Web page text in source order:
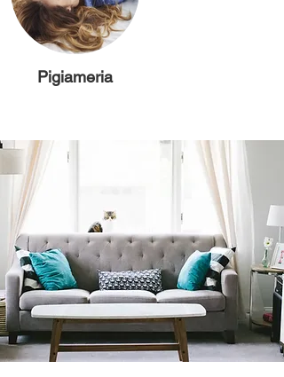
Pigiameria